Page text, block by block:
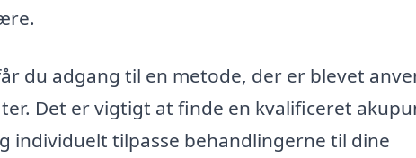
du adgang til en metode, der er blevet
Det er vigtigt at finde en kvalificeret
individuelt tilpasse behandlingerne til dine